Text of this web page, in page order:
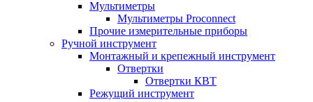
Мультиметры
Мультиметры Proconnect
Прочие измерительные приборы
Ручной инструмент
Монтажный и крепежный инструмент
Отвертки
Отвертки КВТ
Режущий инструмент